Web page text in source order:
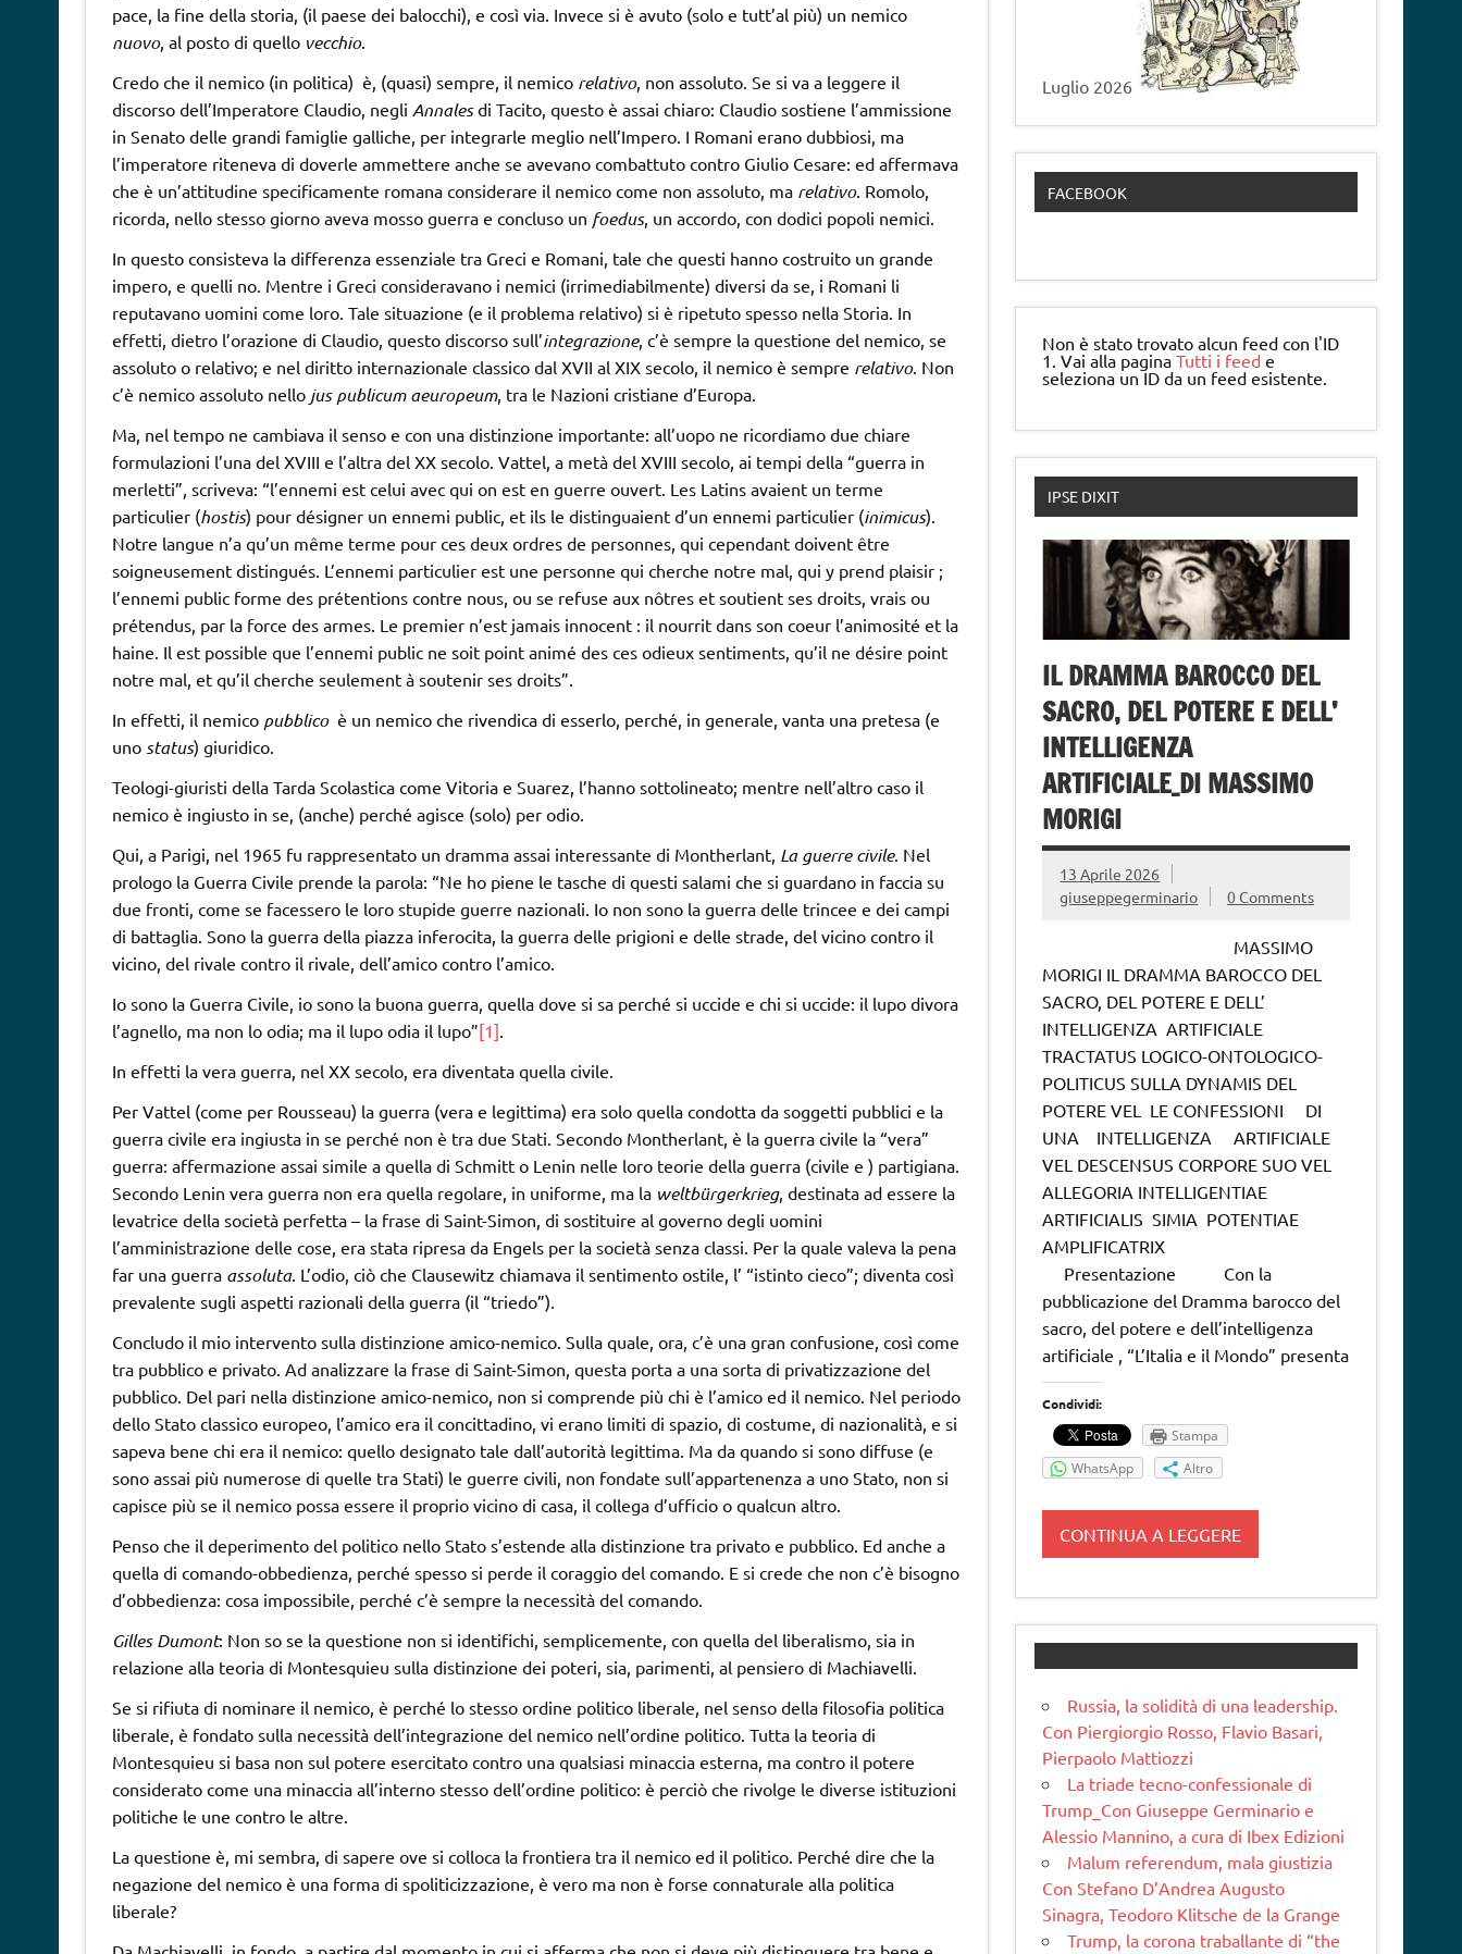
pace, la fine della storia, (il paese dei balocchi), e così via. Invece si è avuto (solo e tutt’al più) un nemico
nuovo, al posto di quello vecchio.
Credo che il nemico (in politica) è, (quasi) sempre, il nemico relativo, non assoluto. Se si va a leggere il
discorso dell’Imperatore Claudio, negli Annalesdi Tacito, questo è assai chiaro: Claudio sostiene l’ammissione
in Senato delle grandi famiglie galliche, per integrarle meglio nell’Impero. I Romani erano dubbiosi, ma
l’imperatore riteneva di doverle ammettere anche se avevano combattuto contro Giulio Cesare: ed affermava
che è un’attitudine specificamente romana considerare il nemico come non assoluto, ma relativo. Romolo,
ricorda, nello stesso giorno aveva mosso guerra e concluso un foedus, un accordo, con dodici popoli nemici.
In questo consisteva la differenza essenziale tra Greci e Romani, tale che questi hanno costruito un grande
impero, e quelli no. Mentre i Greci consideravano i nemici (irrimediabilmente) diversi da se, i Romani li
reputavano uomini come loro. Tale situazione (e il problema relativo) si è ripetuto spesso nella Storia. In
effetti, dietro l’orazione di Claudio, questo discorso sull’integrazione, c’è sempre la questione del nemico, se
assoluto o relativo; e nel diritto internazionale classico dal XVII al XIX secolo, il nemico è sempre relativo. Non
c’è nemico assoluto nello jus publicum aeuropeum, tra le Nazioni cristiane d’Europa.
Ma, nel tempo ne cambiava il senso e con una distinzione importante: all’uopo ne ricordiamo due chiare
formulazioni l’una del XVIII e l’altra del XX secolo. Vattel, a metà del XVIII secolo, ai tempi della “guerra in
merletti”, scriveva: “l’ennemi est celui avec qui on est en guerre ouvert. Les Latins avaient un terme
particulier (hostis) pour désigner un ennemi public, et ils le distinguaient d’un ennemi particulier (inimicus).
Notre langue n’a qu’un même terme pour ces deux ordres de personnes, qui cependant doivent être
soigneusement distingués. L’ennemi particulier est une personne qui cherche notre mal, qui y prend plaisir ;
l’ennemi public forme des prétentions contre nous, ou se refuse aux nôtres et soutient ses droits, vrais ou
prétendus, par la force des armes. Le premier n’est jamais innocent : il nourrit dans son coeur l’animosité et la
haine. Il est possible que l’ennemi public ne soit point animé des ces odieux sentiments, qu’il ne désire point
notre mal, et qu’il cherche seulement à soutenir ses droits”.
In effetti, il nemico pubblicoè un nemico che rivendica di esserlo, perché, in generale, vanta una pretesa (e
uno status) giuridico.
Teologi-giuristi della Tarda Scolastica come Vitoria e Suarez, l’hanno sottolineato; mentre nell’altro caso il
nemico è ingiusto in se, (anche) perché agisce (solo) per odio.
Qui, a Parigi, nel 1965 fu rappresentato un dramma assai interessante di Montherlant, La guerre civile. Nel
prologo la Guerra Civile prende la parola: “Ne ho piene le tasche di questi salami che si guardano in faccia su
due fronti, come se facessero le loro stupide guerre nazionali. Io non sono la guerra delle trincee e dei campi
di battaglia. Sono la guerra della piazza inferocita, la guerra delle prigioni e delle strade, del vicino contro il
vicino, del rivale contro il rivale, dell’amico contro l’amico.
Io sono la Guerra Civile, io sono la buona guerra, quella dove si sa perché si uccide e chi si uccide: il lupo divora
l’agnello, ma non lo odia; ma il lupo odia il lupo”[1].
In effetti la vera guerra, nel XX secolo, era diventata quella civile.
Per Vattel (come per Rousseau) la guerra (vera e legittima) era solo quella condotta da soggetti pubblici e la
guerra civile era ingiusta in se perché non è tra due Stati. Secondo Montherlant, è la guerra civile la “vera”
guerra: affermazione assai simile a quella di Schmitt o Lenin nelle loro teorie della guerra (civile e ) partigiana.
Secondo Lenin vera guerra non era quella regolare, in uniforme, ma la weltbürgerkrieg, destinata ad essere la
levatrice della società perfetta – la frase di Saint-Simon, di sostituire al governo degli uomini
l’amministrazione delle cose, era stata ripresa da Engels per la società senza classi. Per la quale valeva la pena
far una guerra assoluta. L’odio, ciò che Clausewitz chiamava il sentimento ostile, l’ “istinto cieco”; diventa così
prevalente sugli aspetti razionali della guerra (il “triedo”).
Concludo il mio intervento sulla distinzione amico-nemico. Sulla quale, ora, c’è una gran confusione, così come
tra pubblico e privato. Ad analizzare la frase di Saint-Simon, questa porta a una sorta di privatizzazione del
pubblico. Del pari nella distinzione amico-nemico, non si comprende più chi è l’amico ed il nemico. Nel periodo
dello Stato classico europeo, l’amico era il concittadino, vi erano limiti di spazio, di costume, di nazionalità, e si
sapeva bene chi era il nemico: quello designato tale dall’autorità legittima. Ma da quando si sono diffuse (e
sono assai più numerose di quelle tra Stati) le guerre civili, non fondate sull’appartenenza a uno Stato, non si
capisce più se il nemico possa essere il proprio vicino di casa, il collega d’ufficio o qualcun altro.
Penso che il deperimento del politico nello Stato s’estende alla distinzione tra privato e pubblico. Ed anche a
quella di comando-obbedienza, perché spesso si perde il coraggio del comando. E si crede che non c’è bisogno
d’obbedienza: cosa impossibile, perché c’è sempre la necessità del comando.
Gilles Dumont: Non so se la questione non si identifichi, semplicemente, con quella del liberalismo, sia in
relazione alla teoria di Montesquieu sulla distinzione dei poteri, sia, parimenti, al pensiero di Machiavelli.
Se si rifiuta di nominare il nemico, è perché lo stesso ordine politico liberale, nel senso della filosofia politica
liberale, è fondato sulla necessità dell’integrazione del nemico nell’ordine politico. Tutta la teoria di
Montesquieu si basa non sul potere esercitato contro una qualsiasi minaccia esterna, ma contro il potere
considerato come una minaccia all’interno stesso dell’ordine politico: è perciò che rivolge le diverse istituzioni
politiche le une contro le altre.
La questione è, mi sembra, di sapere ove si colloca la frontiera tra il nemico ed il politico. Perché dire che la
negazione del nemico è una forma di spoliticizzazione, è vero ma non è forse connaturale alla politica
liberale?
Luglio 2026
FACEBOOK
Non è stato trovato alcun feed con l'ID
1. Vai alla paginaTutti i feed e
seleziona un ID da un feed esistente.
IPSE DIXIT
IL DRAMMA BAROCCO DEL
SACRO, DEL POTERE E DELL’
INTELLIGENZA
ARTIFICIALE_DI MASSIMO
MORIGI
13 Aprile 2026
giuseppegerminario
0 Comments
MASSIMO
MORIGI IL DRAMMA BAROCCO DEL
SACRO, DEL POTERE E DELL’
INTELLIGENZA ARTIFICIALE
TRACTATUS LOGICO-ONTOLOGICO-
POLITICUS SULLA DYNAMIS DEL
POTERE VEL LE CONFESSIONI DI
UNA INTELLIGENZA ARTIFICIALE
VEL DESCENSUS CORPORE SUO VEL
ALLEGORIA INTELLIGENTIAE
ARTIFICIALIS SIMIA POTENTIAE
AMPLIFICATRIX
Presentazione Con la
pubblicazione del Dramma barocco del
sacro, del potere e dell’intelligenza
artificiale , “L’Italia e il Mondo” presenta
Condividi:
Stampa
WhatsApp
Altro
CONTINUA A LEGGERE
Russia, la solidità di una leadership.
Con Piergiorgio Rosso, Flavio Basari,
Pierpaolo Mattiozzi
La triade tecno-confessionale di
Trump_Con Giuseppe Germinario e
Alessio Mannino, a cura di Ibex Edizioni
Malum referendum, mala giustizia
Con Stefano D’Andrea Augusto
Sinagra, Teodoro Klitsche de la Grange
Trump, la corona traballante di “the